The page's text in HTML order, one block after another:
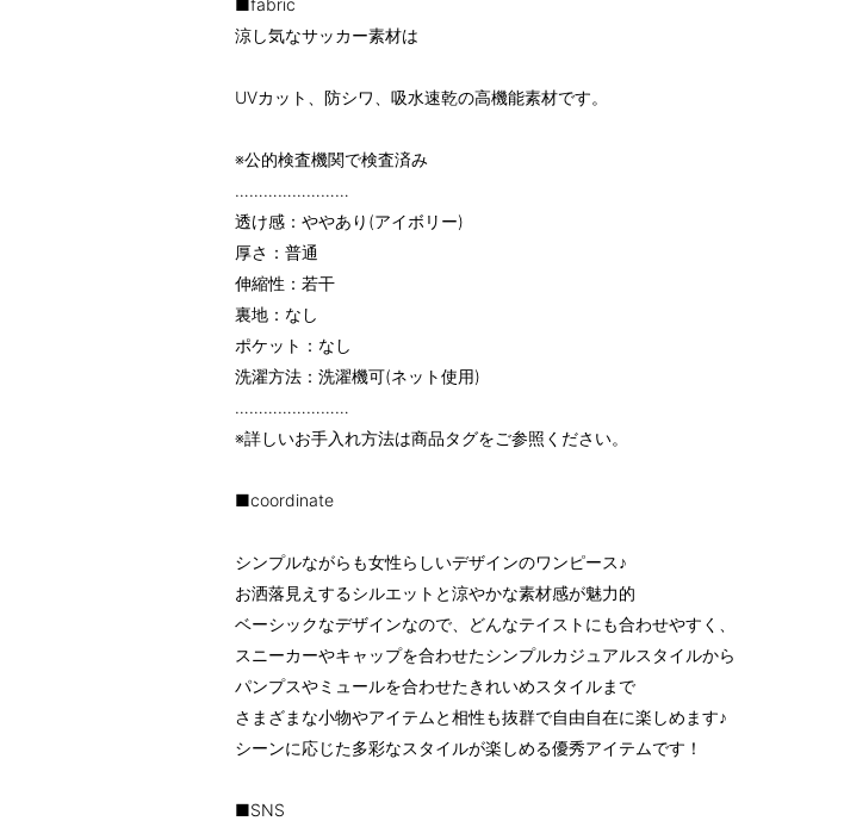
■fabric
涼し気なサッカー素材は
UVカット、防シワ、吸水速乾の高機能素材です。
※公的検査機関で検査済み
……………………
透け感：ややあり(アイボリー)
厚さ：普通
伸縮性：若干
裏地：なし
ポケット：なし
洗濯方法：洗濯機可(ネット使用)
……………………
※詳しいお手入れ方法は商品タグをご参照ください。
■coordinate
シンプルながらも女性らしいデザインのワンピース♪
お洒落見えするシルエットと涼やかな素材感が魅力的
ベーシックなデザインなので、どんなテイストにも合わせやすく、
スニーカーやキャップを合わせたシンプルカジュアルスタイルから
パンプスやミュールを合わせたきれいめスタイルまで
さまざまな小物やアイテムと相性も抜群で自由自在に楽しめます♪
シーンに応じた多彩なスタイルが楽しめる優秀アイテムです！
■SNS